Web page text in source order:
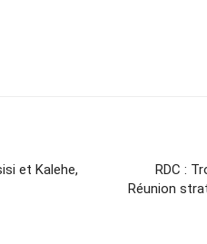
et Kalehe,
RDC :
Réunion